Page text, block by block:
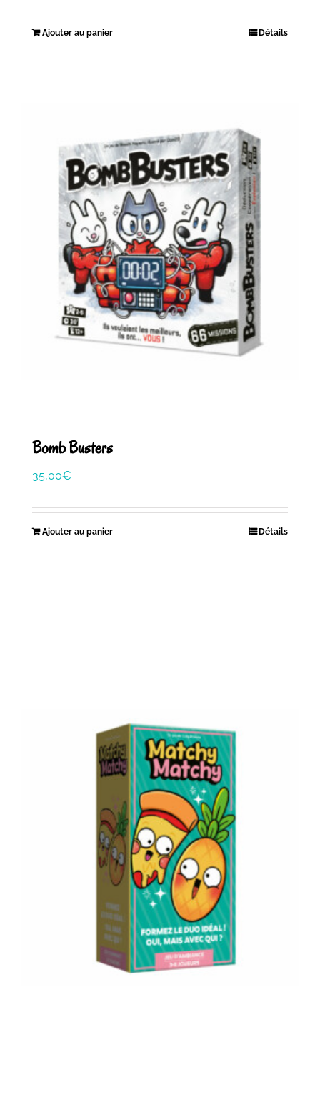
Ajouter au panier Détails
Bomb Busters
35,00€
Ajouter au panier Détails